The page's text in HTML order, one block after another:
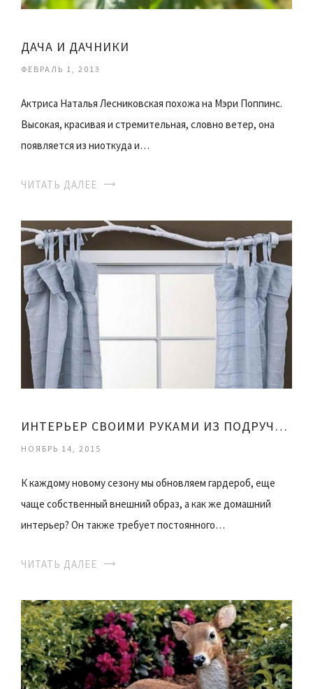
ДАЧА И ДАЧНИКИ
ФЕВРАЛЬ 1, 2013
Актриса Наталья Лесниковская похожа на Мэри Поппинс.
Высокая, красивая и стремительная, словно ветер, она
появляется из ниоткуда и…
ЧИТАТЬ ДАЛЕЕ
ИНТЕРЬЕР СВОИМИ РУКАМИ ИЗ ПОДРУЧНЫХ СРЕДСТВ
НОЯБРЬ 14, 2015
К каждому новому сезону мы обновляем гардероб, еще
чаще собственный внешний образ, а как же домашний
интерьер? Он также требует постоянного…
ЧИТАТЬ ДАЛЕЕ